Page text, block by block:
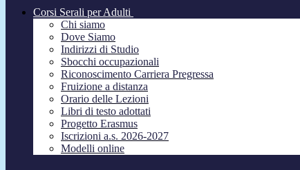
Corsi Serali per Adulti
Chi siamo
Dove Siamo
Indirizzi di Studio
Sbocchi occupazionali
Riconoscimento Carriera Pregressa
Fruizione a distanza
Orario delle Lezioni
Libri di testo adottati
Progetto Erasmus
Iscrizioni a.s. 2026-2027
Modelli online